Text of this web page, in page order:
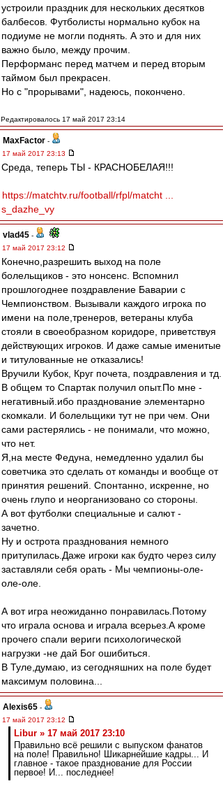
устроили праздник для нескольких десятков
балбесов. Футболисты нормально кубок на
подиуме не могли поднять. А это и для них
важно было, между прочим.
Перформанс перед матчем и перед вторым
таймом был прекрасен.
Но с "прорывами", надеюсь, покончено.
Редактировалось 17 май 2017 23:14
MaxFactor -
17 май 2017 23:13
Среда, теперь ТЫ - КРАСНОБЕЛАЯ!!!
https://matchtv.ru/football/rfpl/matcht ...
s_dazhe_vy
vlad45 -
17 май 2017 23:12
Конечно,разрешить выход на поле
болельщиков - это нонсенс. Вспомнил
прошлогоднее поздравление Баварии с
Чемпионством. Вызывали каждого игрока по
имени на поле,тренеров, ветераны клуба
стояли в своеобразном коридоре, приветствуя
действующих игроков. И даже самые именитые
и титулованные не отказались!
Вручили Кубок, Круг почета, поздравления и тд.
В общем то Спартак получил опыт.По мне -
негативный.ибо празднование элементарно
скомкали. И болельщики тут не при чем. Они
сами растерялись - не понимали, что можно,
что нет.
Я,на месте Федуна, немедленно удалил бы
советчика это сделать от команды и вообще от
принятия решений. Спонтанно, искренне, но
очень глупо и неорганизовано со стороны.
А вот футболки специальные и салют -
зачетно.
Ну и острота празднования немного
притупилась.Даже игроки как будто через силу
заставляли себя орать - Мы чемпионы-оле-
оле-оле.
А вот игра неожиданно понравилась.Потому
что играла основа и играла всерьез.А кроме
прочего спали вериги психологической
нагрузки -не дай Бог ошибиться.
В Туле,думаю, из сегодняшних на поле будет
максимум половина...
Alexis65 -
17 май 2017 23:12
Libur » 17 май 2017 23:10
Правильно всё решили с выпуском фанатов
на поле! Правильно! Шикарнейшие кадры... И
главное - такое празднование для России
первое! И... последнее!